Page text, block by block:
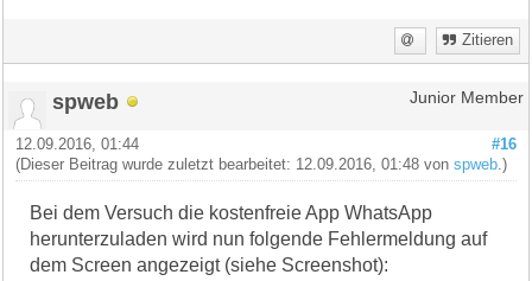
Zitieren
spweb Junior Member
#16
12.09.2016, 01:44
(Dieser Beitrag wurde zuletzt bearbeitet: 12.09.2016, 01:48 vonspweb .)
Bei dem Versuch die kostenfreie App WhatsApp
herunterzuladen wird nun folgende Fehlermeldung auf
dem Screen angezeigt (siehe Screenshot):